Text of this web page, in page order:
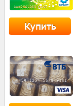
Купить